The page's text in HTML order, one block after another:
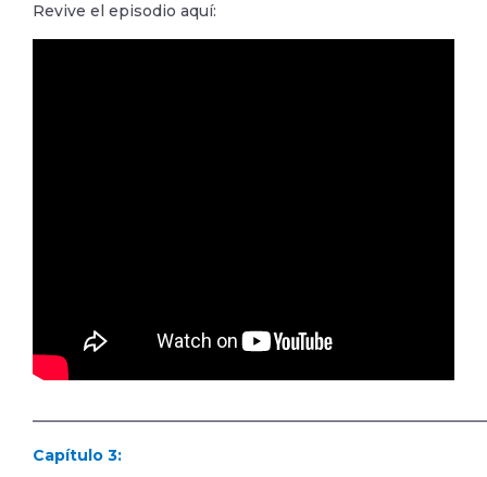
Revive el episodio aquí:
Capítulo 3: